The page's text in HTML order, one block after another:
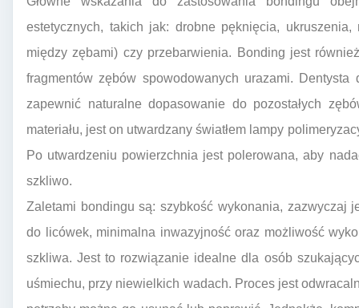
estetycznych, takich jak: drobne pęknięcia,
między zębami) czy przebarwienia. Bonding jest
fragmentów zębów spowodowanych urazami.
zapewnić naturalne dopasowanie do pozostałych
materiału, jest on utwardzany światłem lampy
Po utwardzeniu powierzchnia jest polerowana, aby
szkliwo.
Zaletami bondingu są: szybkość wykonania, zazwyczaj
do licówek, minimalna inwazyjność oraz możliwość
szkliwa. Jest to rozwiązanie idealne dla osób
uśmiechu, przy niewielkich wadach. Proces jest